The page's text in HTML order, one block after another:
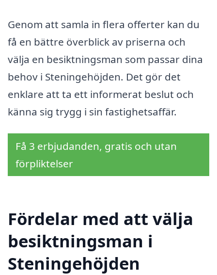
Genom att samla in flera offerter kan du
få en bättre överblick av priserna och
välja en besiktningsman som passar dina
behov i Steningehöjden. Det gör det
enklare att ta ett informerat beslut och
känna sig trygg i sin fastighetsaffär.
Få 3 erbjudanden, gratis och utan
förpliktelser
Fördelar med att välja
besiktningsman i
Steningehöjden